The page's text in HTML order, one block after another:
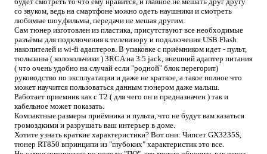
со звуком, ведь на смартфоне можно одеть наушники и смотреть
любимые шоу,фильмы, передачи не мешая другим.
Сам тюнер изготовлен из пластика, присутствуют все необходимые
разъёмы для подключения к телевизору и подключения USB Flash
накопителей и wi-fi адаптеров. В упаковке с приёмником идет - пульт,
тюльпаны ( колокольчики ) 3RCA на 3.5 jack, внешний адаптер питания
( что очень удобно на случай если "родной" блок перегорит)
руководство по эксплуатации и даже не краткое, а такое полное что
может научится пользоваться данным тюнером даже малыш.
Работает приемник как с Т2 ( для чего он и предназначен ) так и
кабельное может показать.
Компактные размеры приёмника и пульта, что не будут вам казаться
громоздкими и разрушать ваш интерьер в доме.
Хотите узнать краткие характеристики? Вот они: Чипсет GX3235S,
тюнер RT850 впринципи из "глубоких" характеристик это все.